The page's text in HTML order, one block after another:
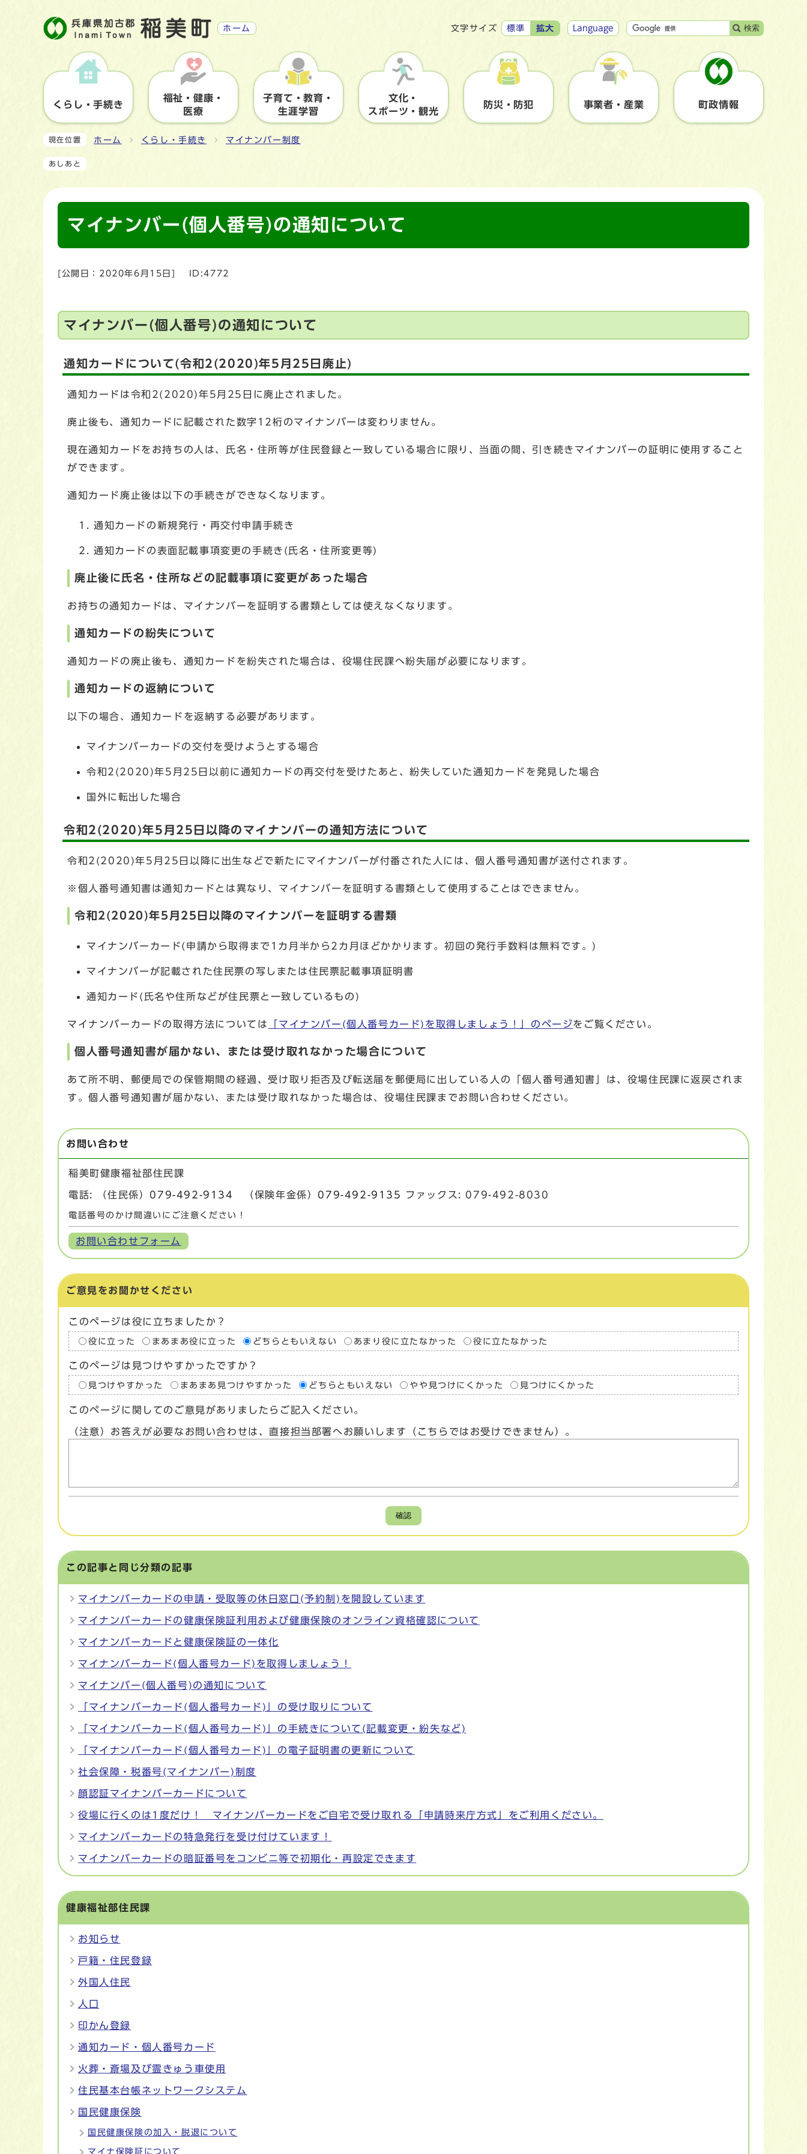
ホーム 文字サイズ 標準 拡大 Language 検索
くらし・手続き
福祉・健康・
医療
子育て・教育・
生涯学習
文化・
スポーツ・観光
防災・防犯 事業者・産業 町政情報
現在位置 ホーム くらし・手続き マイナンバー制度
あしあと
マイナンバー(個人番号)の通知について
[公開日： 2020年6月15日 ID:4772
マイナンバー(個人番号)の通知について
通知カードについて(令和2(2020)年5月25日廃止)
通知カードは令和2(2020)年5月25日に廃止されました。
廃止後も、通知カードに記載された数字12桁のマイナンバーは変わりません。
現在通知カードをお持ちの人は、氏名・住所等が住民登録と一致している場合に限り、当面の間、引き続きマイナンバーの証明に使用すること
ができます。
通知カード廃止後は以下の手続きができなくなります。
通知カードの新規発行・再交付申請手続き
通知カードの表面記載事項変更の手続き(氏名・住所変更等)
廃止後に氏名・住所などの記載事項に変更があった場合
お持ちの通知カードは、マイナンバーを証明する書類としては使えなくなります。
通知カードの紛失について
通知カードの廃止後も、通知カードを紛失された場合は、役場住民課へ紛失届が必要になります。
通知カードの返納について
以下の場合、通知カードを返納する必要があります。
マイナンバーカードの交付を受けようとする場合
令和2(2020)年5月25日以前に通知カードの再交付を受けたあと、紛失していた通知カードを発見した場合
国外に転出した場合
令和2(2020)年5月25日以降のマイナンバーの通知方法について
令和2(2020)年5月25日以降に出生などで新たにマイナンバーが付番された人には、個人番号通知書が送付されます。
※個人番号通知書は通知カードとは異なり、マイナンバーを証明する書類として使用することはできません。
令和2(2020)年5月25日以降のマイナンバーを証明する書類
マイナンバーカード(申請から取得まで1カ月半から2カ月ほどかかります。初回の発行手数料は無料です。)
マイナンバーが記載された住民票の写しまたは住民票記載事項証明書
通知カード(氏名や住所などが住民票と一致しているもの)
マイナンバーカードの取得方法については 「マイナンバー(個人番号カード)を取得しましょう！」のページをご覧ください。
個人番号通知書が届かない、または受け取れなかった場合について
あて所不明、郵便局での保管期間の経過、受け取り拒否及び転送届を郵便局に出している人の「個人番号通知書」は、役場住民課に返戻されま
す。個人番号通知書が届かない、または受け取れなかった場合は、役場住民課までお問い合わせください。
お問い合わせ
稲美町健康福祉部住民課
電話: （住民係） 079-492-9134 （保険年金係） 079-492-9135 ファックス: 079-492-8030
電話番号のかけ間違いにご注意ください！
お問い合わせフォーム
ご意見をお聞かせください
このページは役に立ちましたか？
役に立った まあまあ役に立った どちらともいえない あまり役に立たなかった 役に立たなかった
このページは見つけやすかったですか？
見つけやすかった まあまあ見つけやすかった どちらともいえない やや見つけにくかった 見つけにくかった
このページに関してのご意見がありましたらご記入ください。
（注意）お答えが必要なお問い合わせは、直接担当部署へお願いします（こちらではお受けできません）。
確認
この記事と同じ分類の記事
マイナンバーカードの申請・受取等の休日窓口(予約制)を開設しています
マイナンバーカードの健康保険証利用および健康保険のオンライン資格確認について
マイナンバーカードと健康保険証の一体化
マイナンバーカード(個人番号カード)を取得しましょう！
マイナンバー(個人番号)の通知について
「マイナンバーカード(個人番号カード)」の受け取りについて
「マイナンバーカード(個人番号カード)」の手続きについて(記載変更・紛失など)
「マイナンバーカード(個人番号カード)」の電子証明書の更新について
社会保障・税番号(マイナンバー)制度
顔認証マイナンバーカードについて
役場に行くのは1度だけ！ マイナンバーカードをご自宅で受け取れる「申請時来庁方式」をご利用ください。
マイナンバーカードの特急発行を受け付けています！
マイナンバーカードの暗証番号をコンビニ等で初期化・再設定できます
健康福祉部住民課
お知らせ
戸籍・住民登録
外国人住民
人口
印かん登録
通知カード・個人番号カード
火葬・斎場及び霊きゅう車使用
住民基本台帳ネットワークシステム
国民健康保険
国民健康保険の加入・脱退について
マイナ保険証について